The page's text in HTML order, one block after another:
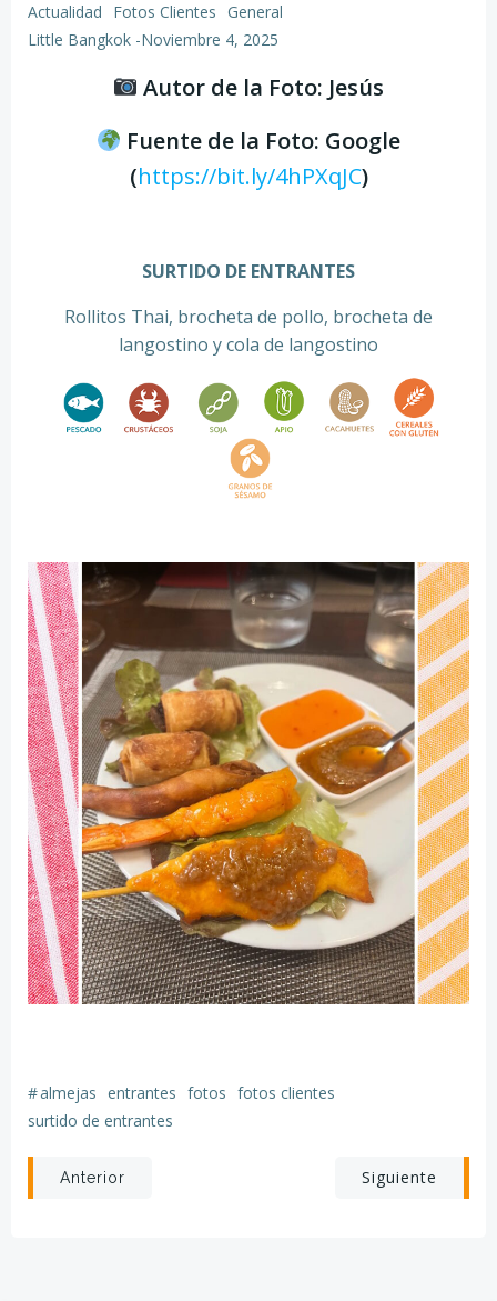
Actualidad Fotos Clientes
General
Little Bangkok -Noviembre 4, 2025
Autor de la Foto: Jesús
Fuente de la Foto: Google
(https://bit.ly/4hPXqJC)
SURTIDO DE ENTRANTES
Rollitos Thai, brocheta de pollo, brocheta de
langostino y cola de langostino
#almejas entrantes fotos fotos clientes
surtido de entrantes
Navegación
Anterior
Navegación
Siguiente